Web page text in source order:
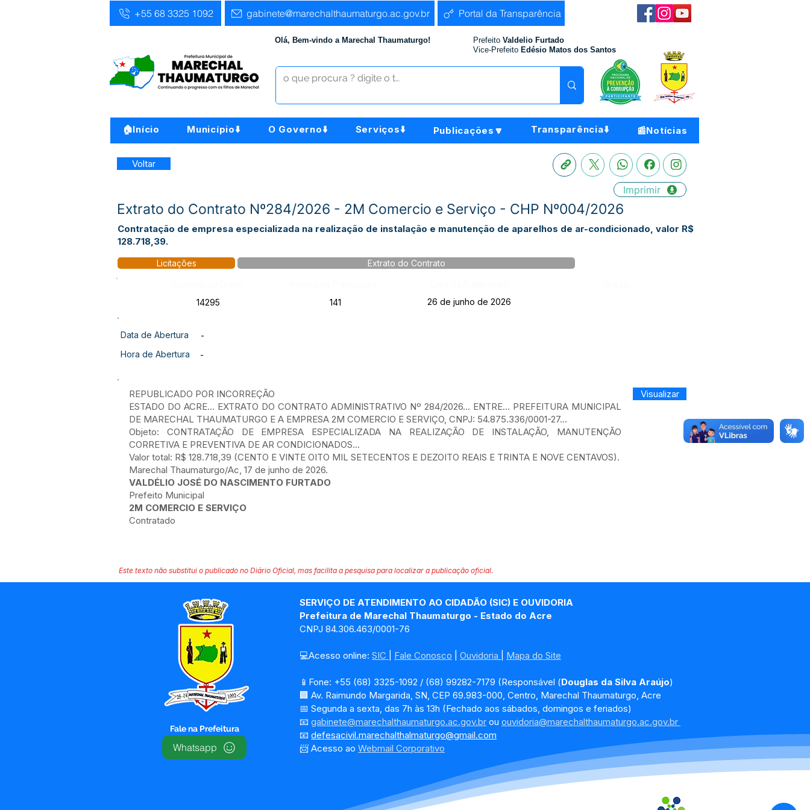
+55 68 3325 1092 gabinete@marechalthaumaturgo.ac.gov.br Portal da Transparência
Olá, Bem-vindo a Marechal Thaumaturgo! Prefeito Valdelio Furtado
Vice-Prefeito Edésio Matos dos Santos
🏠Início Município⬇️ O Governo⬇️ Serviços⬇️ Publicações🔽 Transparência⬇️ 📰Notícias
Voltar
Imprimir
Extrato do Contrato Nº284/2026 - 2M Comercio e Serviço - CHP Nº004/2026
Contratação de empresa especializada na realização de instalação e manutenção de aparelhos de ar-condicionado, valor R$
128.718,39.
Licitações Extrato do Contrato
14295
141 26 de junho de 2026
Data de Abertura
-
Hora de Abertura
-
REPUBLICADO POR INCORREÇÃO
ESTADO DO ACRE... EXTRATO DO CONTRATO ADMINISTRATIVO Nº 284/2026... ENTRE... PREFEITURA MUNICIPAL
DE MARECHAL THAUMATURGO E A EMPRESA 2M COMERCIO E SERVIÇO, CNPJ: 54.875.336/0001-27...
Objeto: CONTRATAÇÃO DE EMPRESA ESPECIALIZADA NA REALIZAÇÃO DE INSTALAÇÃO, MANUTENÇÃO
CORRETIVA E PREVENTIVA DE AR CONDICIONADOS...
Valor total: R$ 128.718,39 (CENTO E VINTE OITO MIL SETECENTOS E DEZOITO REAIS E TRINTA E NOVE CENTAVOS).
Marechal Thaumaturgo/Ac, 17 de junho de 2026.
VALDÉLIO JOSÉ DO NASCIMENTO FURTADO
Prefeito Municipal
2M COMERCIO E SERVIÇO
Contratado
Visualizar
Este texto não substitui o publicado no Diário Oficial, mas facilita a pesquisa para localizar a publicação oficial.
Fale na Prefeitura
Whatsapp
SERVIÇO DE ATENDIMENTO AO CIDADÃO (SIC) E OUVIDORIA
Prefeitura de Marechal Thaumaturgo - Estado do Acre
CNPJ 84.306.463/0001-76
💻Acesso online: SIC Fale Conosco Ouvidoria Mapa do Site
📱Fone: +55 (68) 3325-1092 / (68) 99282-7179 (Responsável (Douglas da Silva Araújo)
🏢 Av. Raimundo Margarida, SN, CEP 69.983-000, Centro, Marechal Thaumaturgo, Acre
📅 Segunda a sexta, das 7h às 13h (Fechado aos sábados, domingos e feriados)
📧 gabinete@marechalthaumaturgo.ac.gov.br ou ouvidoria@marechalthaumaturgo.ac.gov.br
📧 defesacivil.marechalthalmaturgo@gmail.com
📨 Acesso ao Webmail Corporativo